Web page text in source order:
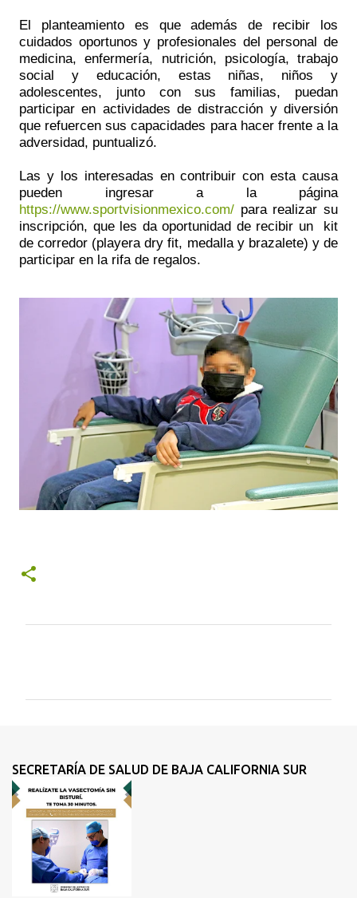
El planteamiento es que además de recibir los
cuidados oportunos y profesionales del personal de
medicina, enfermería, nutrición, psicología, trabajo
social y educación, estas niñas, niños y
adolescentes, junto con sus familias, puedan
participar en actividades de distracción y diversión
que refuercen sus capacidades para hacer frente a la
adversidad, puntualizó.
Las y los interesadas en contribuir con esta causa
pueden ingresar a la página
https://www.sportvisionmexico.com/ para realizar su
inscripción, que les da oportunidad de recibir un kit
de corredor (playera dry fit, medalla y brazalete) y de
participar en la rifa de regalos.
t
a
r
o
SECRETARÍA DE SALUD DE BAJA CALIFORNIA SUR